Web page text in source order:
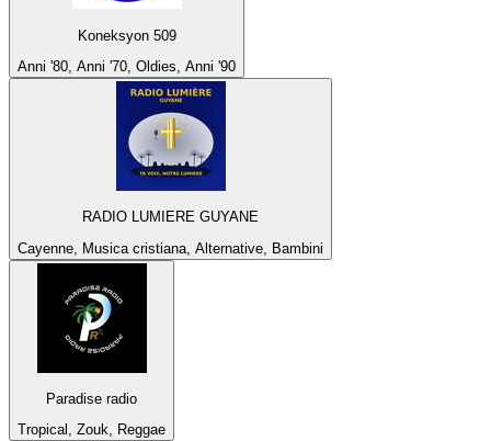
Koneksyon 509
Anni '80, Anni '70, Oldies, Anni '90
RADIO LUMIERE GUYANE
Cayenne, Musica cristiana, Alternative, Bambini
Paradise radio
Tropical, Zouk, Reggae